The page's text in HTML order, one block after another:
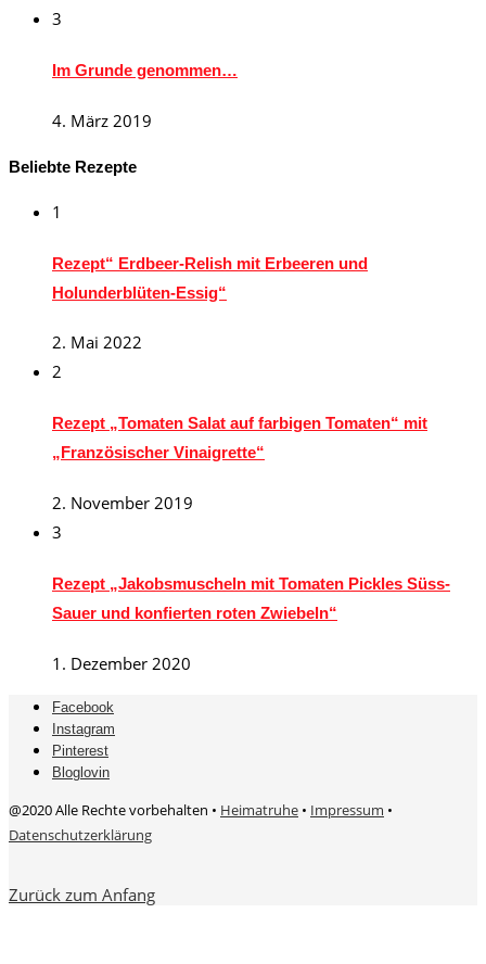
3
Im Grunde genommen…
4. März 2019
Beliebte Rezepte
1
Rezept“ Erdbeer-Relish mit Erbeeren und
Holunderblüten-Essig“
2. Mai 2022
2
Rezept „Tomaten Salat auf farbigen Tomaten“ mit
„Französischer Vinaigrette“
2. November 2019
3
Rezept „Jakobsmuscheln mit Tomaten Pickles Süss-
Sauer und konfierten roten Zwiebeln“
1. Dezember 2020
Facebook
Instagram
Pinterest
Bloglovin
@2020 Alle Rechte vorbehalten • Heimatruhe • Impressum •
Datenschutzerklärung
Zurück zum Anfang